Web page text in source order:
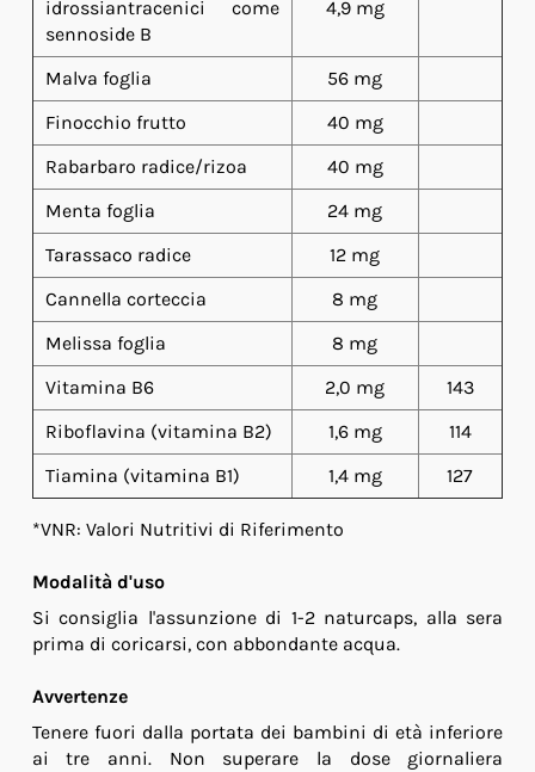
idrossiantracenici come
sennoside B
4,9 mg
Malva foglia
56 mg
Finocchio frutto
40 mg
Rabarbaro radice/rizoa
40 mg
Menta foglia
24 mg
Tarassaco radice
12 mg
Cannella corteccia
8 mg
Melissa foglia
8 mg
Vitamina B6
2,0 mg
143
Riboflavina (vitamina B2)
1,6 mg
114
Tiamina (vitamina B1)
1,4 mg 127
*VNR: Valori Nutritivi di Riferimento
Modalità d'uso
Si consiglia l'assunzione di 1-2 naturcaps, alla sera
prima di coricarsi, con abbondante acqua.
Avvertenze
Tenere fuori dalla portata dei bambini di età inferiore
ai tre anni. Non superare la dose giornaliera